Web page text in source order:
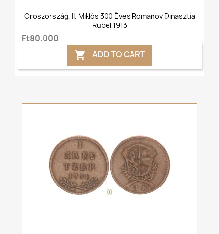
Oroszország, II. Miklós 300 Éves Romanov Dinasztia
Rubel 1913
Ft80,000
 ADD TO CART